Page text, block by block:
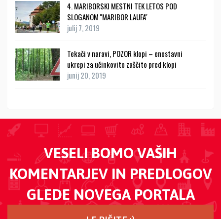
4. MARIBORSKI MESTNI TEK LETOS POD
SLOGANOM ''MARIBOR LAUFA''
julij 7, 2019
Tekači v naravi, POZOR klopi – enostavni
ukrepi za učinkovito zaščito pred klopi
junij 20, 2019
VESELI BOMO VAŠIH
KOMENTARJEV IN PREDLOGOV
GLEDE NOVEGA PORTALA